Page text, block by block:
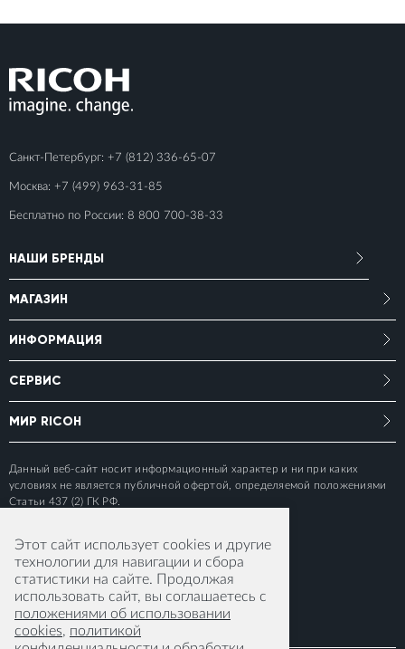
Санкт-Петербург: +7 (812) 336-65-07
Москва: +7 (499) 963-31-85
Бесплатно по России: 8 800 700-38-33
НАШИ БРЕНДЫ
МАГАЗИН
ИНФОРМАЦИЯ
СЕРВИС
МИР RICOH
Данный веб-сайт носит информационный характер и ни при каких
условиях не является публичной офертой, определяемой положениями
Статьи 437 (2) ГК РФ.
Этот сайт использует cookies и другие
технологии для навигации и сбора
статистики на сайте. Продолжая
использовать сайт, вы соглашаетесь с
положениями об использовании
cookies, политикой